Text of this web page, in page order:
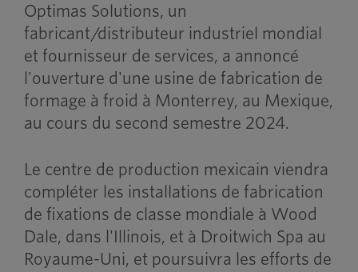
Optimas Solutions, un
fabricant/distributeur industriel mondial
et fournisseur de services, a annoncé
l'ouverture d'une usine de fabrication de
formage à froid à Monterrey, au Mexique,
au cours du second semestre 2024.
Le centre de production mexicain viendra
compléter les installations de fabrication
de fixations de classe mondiale à Wood
Dale, dans l'Illinois, et à Droitwich Spa au
Royaume-Uni, et poursuivra les efforts de